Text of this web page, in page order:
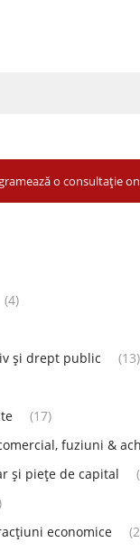
o consultație
(4)
și drept public
(13)
(17)
fuziuni &
și piețe de capital
economice